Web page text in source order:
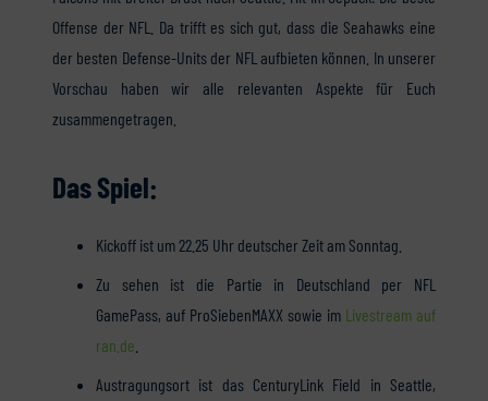
Offense der NFL. Da trifft es sich gut, dass die Seahawks eine
der besten Defense-Units der NFL aufbieten können. In unserer
Vorschau haben wir alle relevanten Aspekte für Euch
zusammengetragen.
Das Spiel:
Kickoff ist um 22.25 Uhr deutscher Zeit am Sonntag.
Zu sehen ist die Partie in Deutschland per NFL
GamePass, auf ProSiebenMAXX sowie im Livestream auf
ran.de
Austragungsort ist das CenturyLink Field in Seattle,